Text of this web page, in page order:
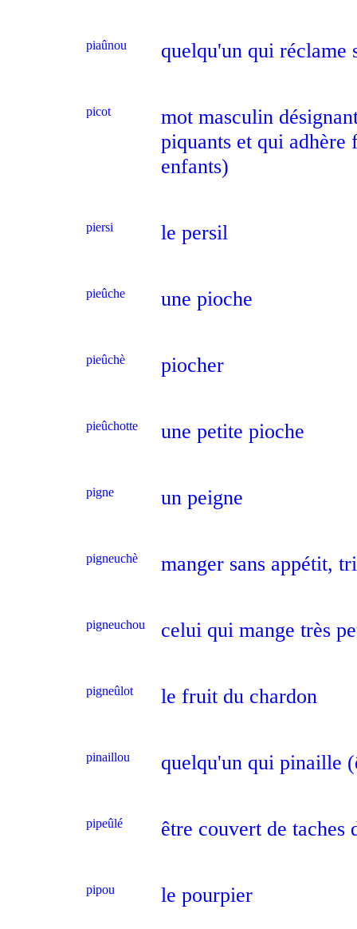
piaûnou quelqu'un qui réclame
picot
mot masculin
piquants et qui adhère
enfants)
piersi le persil
pieûche une pioche
pieûchè piocher
pieûchotte une petite pioche
pigne un peigne
pigneuchè manger sans appétit,
pigneuchou celui qui mange très
pigneûlot le fruit du chardon
pinaillou quelqu'un qui pinaille
pipeûlé être couvert de taches
pipou le pourpier